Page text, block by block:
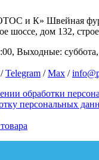
и К» Швейная
шоссе, дом 132,
Выходные: суббота,
/Telegram /Max /
обработки
персональных